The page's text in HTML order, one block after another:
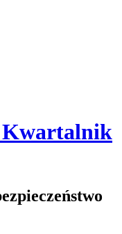
Kwartalnik